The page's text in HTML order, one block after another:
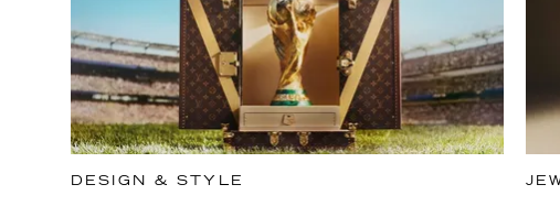
DESIGN & STYLE